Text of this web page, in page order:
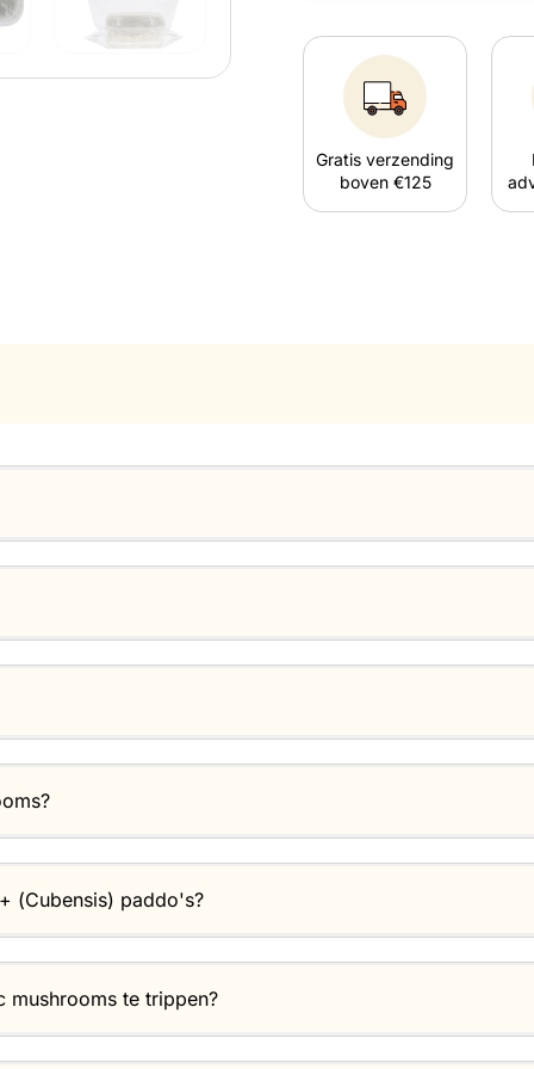
Gratis verzending
boven €125
(Cubensis) paddo's?
mushrooms te trippen?